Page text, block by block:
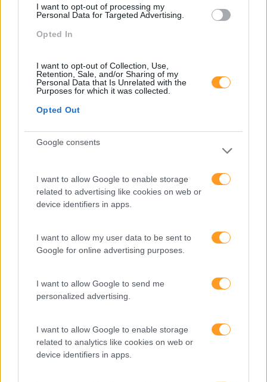
I want to opt-out of processing my
Personal Data for Targeted Advertising.
Opted In
I want to opt-out of Collection, Use,
Retention, Sale, and/or Sharing of my
Personal Data that Is Unrelated with the
Purposes for which it was collected.
Opted Out
Google consents
I want to allow Google to enable storage
related to advertising like cookies on web or
device identifiers in apps.
I want to allow my user data to be sent to
Google for online advertising purposes.
I want to allow Google to send me
personalized advertising.
I want to allow Google to enable storage
related to analytics like cookies on web or
device identifiers in apps.
Inglês
Interculturalidade
Keep In Mind
Liderança
Mudança
Pessoas
Recursos Humanos
Sustentabilidade
Team Building
Vendas E Negociação
Recentes